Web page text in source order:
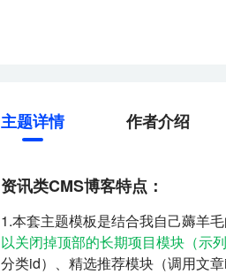
主题详情 作者介绍
资讯类CMS博客特点：
1.本套主题模板是结合我自己薅羊
以关闭掉顶部的长期项目模块（示
分类id）、精选推荐模块（调用文